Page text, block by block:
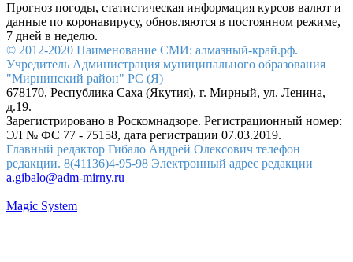
Прогноз погоды, статистическая информация курсов валют и
данные по коронавирусу, обновляются в постоянном режиме,
7 дней в неделю.
© 2012-2020 Наименование СМИ: алмазный-край.рф.
Учредитель Администрация муниципального образования
"Мирнинский район" РС (Я)
678170, Республика Саха (Якутия), г. Мирный, ул. Ленина,
д.19.
Зарегистрировано в Роскомнадзоре. Регистрационный номер:
ЭЛ № ФС 77 - 75158, дата регистрации 07.03.2019.
Главный редактор Гибало Андрей Олексович телефон
редакции. 8(41136)4-95-98 Электронный адрес редакции
a.gibalo@adm-mirny.ru
Magic System